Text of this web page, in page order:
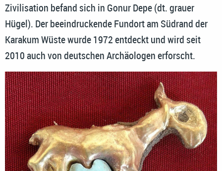
Zivilisation befand sich in Gonur Depe (dt. grauer
Hügel). Der beeindruckende Fundort am Südrand der
Karakum Wüste wurde 1972 entdeckt und wird seit
2010 auch von deutschen Archäologen erforscht.